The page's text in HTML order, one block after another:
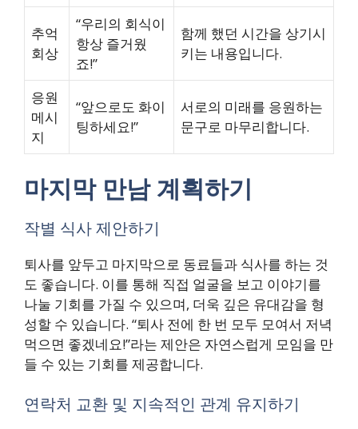
추억
회상
“우리의 회식이
항상 즐거웠
죠!”
함께 했던 시간을 상기시
키는 내용입니다.
응원
메시
지
“앞으로도 화이
팅하세요!”
서로의 미래를 응원하는
문구로 마무리합니다.
마지막 만남 계획하기
작별 식사 제안하기
퇴사를 앞두고 마지막으로 동료들과 식사를 하는 것
도 좋습니다. 이를 통해 직접 얼굴을 보고 이야기를
나눌 기회를 가질 수 있으며, 더욱 깊은 유대감을 형
성할 수 있습니다. “퇴사 전에 한 번 모두 모여서 저녁
먹으면 좋겠네요!”라는 제안은 자연스럽게 모임을 만
들 수 있는 기회를 제공합니다.
연락처 교환 및 지속적인 관계 유지하기